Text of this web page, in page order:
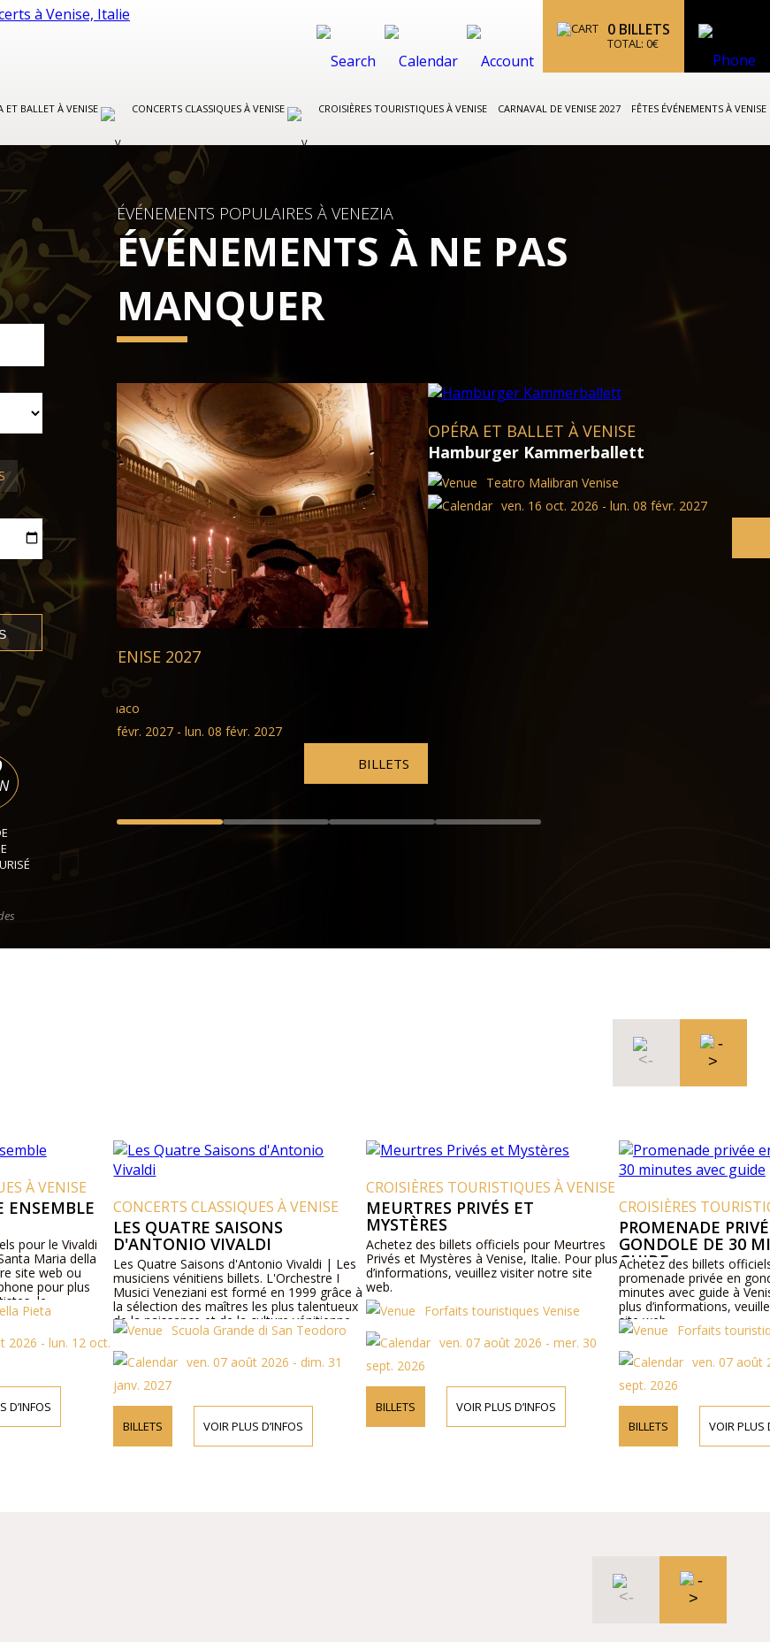
0 BILLETS
TOTAL: 0€
ET BALLET À VENISE CONCERTS CLASSIQUES À VENISE CROISIÈRES TOURISTIQUES À VENISE CARNAVAL DE VENISE 2027 FÊTES ÉVÉNEMENTS À VENISE
ÉVÉNEMENTS POPULAIRES À VENEZIA
ÉVÉNEMENTS À NE PAS
MANQUER
OPÉRA ET BALLET À VENISE
Hamburger Kammerballett
Teatro Malibran Venise
ven. 16 oct. 2026 - lun. 08 févr. 2027
OPÉRA ET BALLET À VENISE
Alexander Soddy dirige
Teatro Malibran Venise
ven. 16 oct. 2026 - dim.
CONCERTS CLASSIQUES À VENISE
LES QUATRE SAISONS
D'ANTONIO VIVALDI
Les Quatre Saisons d'Antonio Vivaldi | Les
musiciens vénitiens billets. L'Orchestre I
Musici Veneziani est formé en 1999 grâce à
la sélection des maîtres les plus talentueux
de la naissance et de la culture vénitienne
avec un hommage à Vivaldi «quatre
saisons» et en union avec les sopranos,
mezzo-sopranos, ténors et barytons pièces
de renommée internationale «baroque et
de l'Opéra, «les plus beaux airs de l'époque
baroque.
Scuola Grande di San Teodoro
ven. 07 août 2026 - dim. 31
janv. 2027
BILLETS VOIR PLUS D’INFOS
CROISIÈRES TOURISTIQUES À VENISE
MEURTRES PRIVÉS ET
MYSTÈRES
Achetez des billets officiels pour Meurtres
Privés et Mystères à Venise, Italie. Pour plus
d’informations, veuillez visiter notre site
web.
Forfaits touristiques Venise
ven. 07 août 2026 - mer. 30
sept. 2026
BILLETS VOIR PLUS D’INFOS
CROISIÈRES TOURISTIQUES À
PROMENADE PRIVÉE EN
GONDOLE DE 30 MINUTES
GUIDE
Achetez des billets officiels pour une
promenade privée en gondole de 30
minutes avec guide à Venise, Italie. Pour
plus d’informations, veuillez visiter notre
site web.
Forfaits touristiques Venise
ven. 07 août 2026 - mer. 30
sept. 2026
BILLETS VOIR PLUS D’INFOS